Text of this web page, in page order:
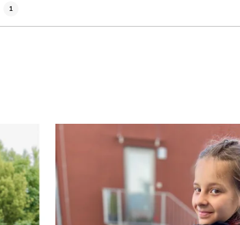
1